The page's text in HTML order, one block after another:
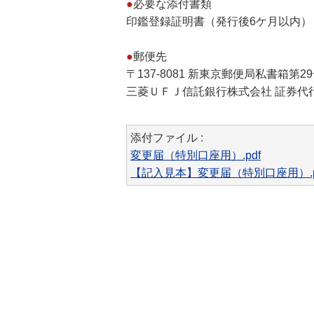
●必要な添付書類
印鑑登録証明書（発行後6ケ月以内）
●郵便先
〒137-8081 新東京郵便局私書箱第
三菱ＵＦＪ信託銀行株式会社 証券代
添付ファイル :
変更届（特別口座用）.pdf
【記入見本】変更届（特別口座用）